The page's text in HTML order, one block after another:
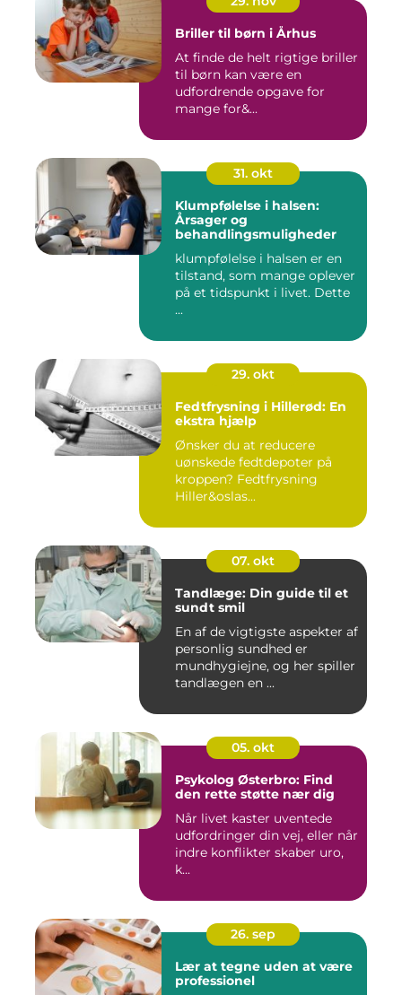
Briller til børn i Århus
At finde de helt rigtige briller
til børn kan være en
udfordrende opgave for
mange for&...
31. okt
Klumpfølelse i halsen:
Årsager og
behandlingsmuligheder
klumpfølelse i halsen er en
tilstand, som mange oplever
på et tidspunkt i livet. Dette
...
29. okt
Fedtfrysning i Hillerød: En
ekstra hjælp
Ønsker du at reducere
uønskede fedtdepoter på
kroppen? Fedtfrysning
Hiller&oslas...
07. okt
Tandlæge: Din guide til et
sundt smil
En af de vigtigste aspekter af
personlig sundhed er
mundhygiejne, og her spiller
tandlægen en ...
05. okt
Psykolog Østerbro: Find
den rette støtte nær dig
Når livet kaster uventede
udfordringer din vej, eller når
indre konflikter skaber uro,
k...
26. sep
Lær at tegne uden at være
professionel